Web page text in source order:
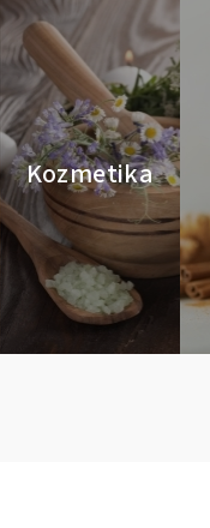
Kozmetika